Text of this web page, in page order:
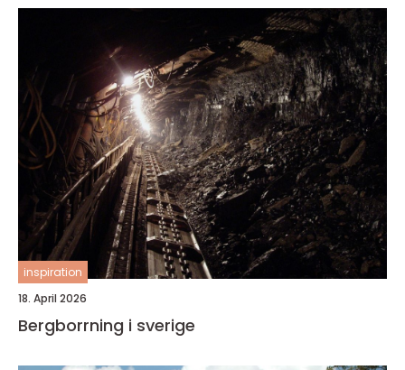
inspiration
18. April 2026
Bergborrning i sverige